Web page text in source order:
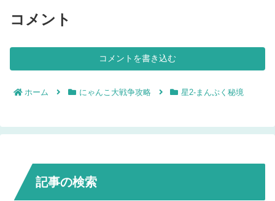
コメント
コメントを書き込む
ホーム にゃんこ大戦争攻略 星2-まんぷく秘境
記事の検索